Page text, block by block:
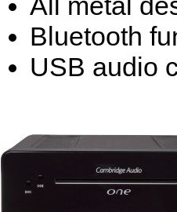
Bluetooth
USB audio